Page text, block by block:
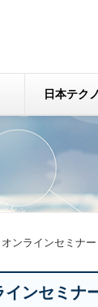
日本テク
ンラインセミナー
ンセミナ